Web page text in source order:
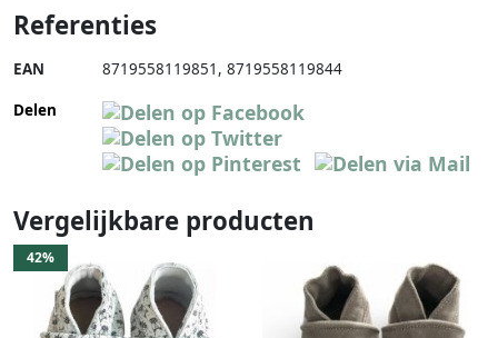
Referenties
EAN 8719558119851 , 8719558119844
Delen
Vergelijkbare producten
42%